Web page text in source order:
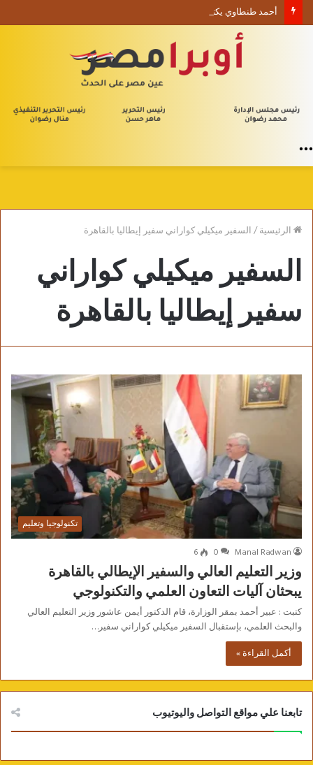
أحمد طنطاوي يكتب حين يصبح الوجود علامة استفهام
الرئيسية/السفير ميكيلي كواراني سفير إيطاليا بالقاهرة
السفير ميكيلي كواراني
سفير إيطاليا بالقاهرة
تكنولوجيا وتعليم
Manal Radwan
0
6
وزير التعليم العالي والسفير الإيطالي بالقاهرة
يبحثان آليات التعاون العلمي والتكنولوجي
كتبت : عبير أحمد بمقر الوزارة، قام الدكتور أيمن عاشور وزير التعليم العالي
والبحث العلمي، بإستقبال السفير ميكيلي كواراني سفير…
أكمل القراءة »
تابعنا علي مواقع التواصل واليوتيوب